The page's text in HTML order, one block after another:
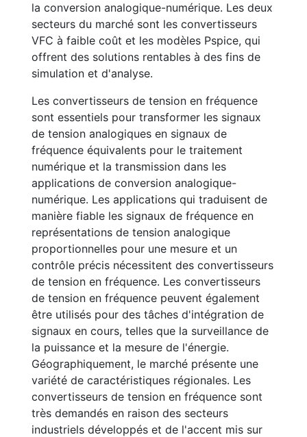
la conversion analogique-numérique. Les deux
secteurs du marché sont les convertisseurs
VFC à faible coût et les modèles Pspice, qui
offrent des solutions rentables à des fins de
simulation et d'analyse.
Les convertisseurs de tension en fréquence
sont essentiels pour transformer les signaux
de tension analogiques en signaux de
fréquence équivalents pour le traitement
numérique et la transmission dans les
applications de conversion analogique-
numérique. Les applications qui traduisent de
manière fiable les signaux de fréquence en
représentations de tension analogique
proportionnelles pour une mesure et un
contrôle précis nécessitent des convertisseurs
de tension en fréquence. Les convertisseurs
de tension en fréquence peuvent également
être utilisés pour des tâches d'intégration de
signaux en cours, telles que la surveillance de
la puissance et la mesure de l'énergie.
Géographiquement, le marché présente une
variété de caractéristiques régionales. Les
convertisseurs de tension en fréquence sont
très demandés en raison des secteurs
industriels développés et de l'accent mis sur